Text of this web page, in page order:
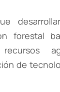
forestal
de